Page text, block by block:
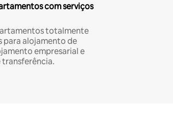
com serviços
totalmente
para alojamento de
empresarial e
transferência.